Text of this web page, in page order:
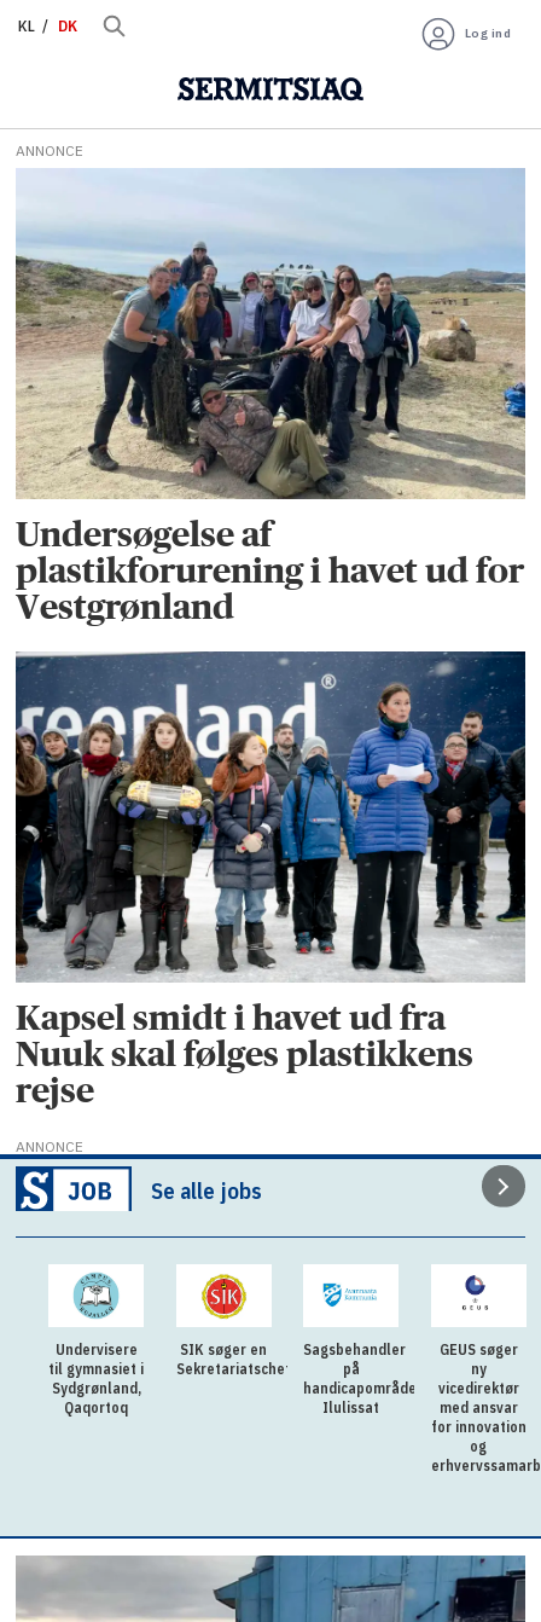
KL DK Log ind
Tag:
plastikforurening
ANNONCE
Undersøgelse af
plastikforurening i havet ud for
Vestgrønland
Kapsel smidt i havet ud fra
Nuuk skal følges plastikkens
rejse
ANNONCE
Se alle jobs
Undervisere
til gymnasiet i
Sydgrønland,
Qaqortoq
SIK søger en
Sekretariatschef
Sagsbehandler
på
handicapområdet
Ilulissat
GEUS søger
ny
vicedirektør
med ansvar
for innovation
og